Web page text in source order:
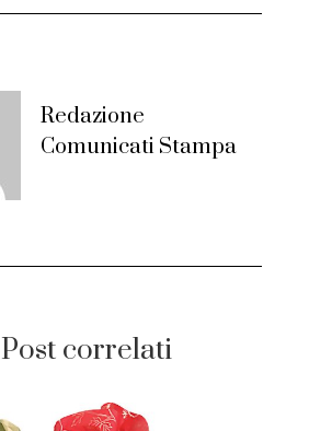
Redazione
Comunicati Stampa
Post correlati